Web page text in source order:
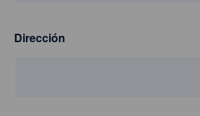
Dirección